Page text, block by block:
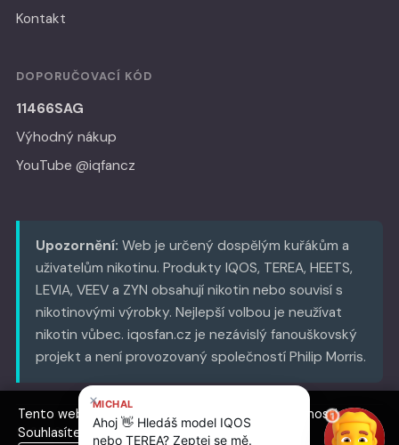
Kontakt
DOPORUČOVACÍ KÓD
11466SAG
Výhodný nákup
YouTube @iqfancz
Upozornění: Web je určený dospělým kuřákům a
uživatelům nikotinu. Produkty IQOS, TEREA, HEETS,
LEVIA, VEEV a ZYN obsahují nikotin nebo souvisí s
nikotinovými výrobky. Nejlepší volbou je neužívat
nikotin vůbec. iqosfan.cz je nezávislý fanouškovský
projekt a není provozovaný společností Philip Morris.
© 2026 iqosfan.cz
Tento web používá cookies pro analýzu návštěvnosti.
Souhlasíte s jejich použitím?